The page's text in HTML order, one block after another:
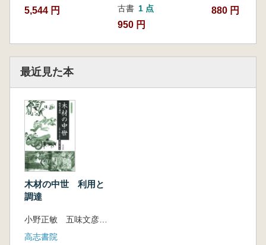
5,544 円 古書 1 点
950 円
880 円
最近見た本
木材の中世 利用と
調達
小野正敏 五味文彦 萩原三雄 編
高志書院